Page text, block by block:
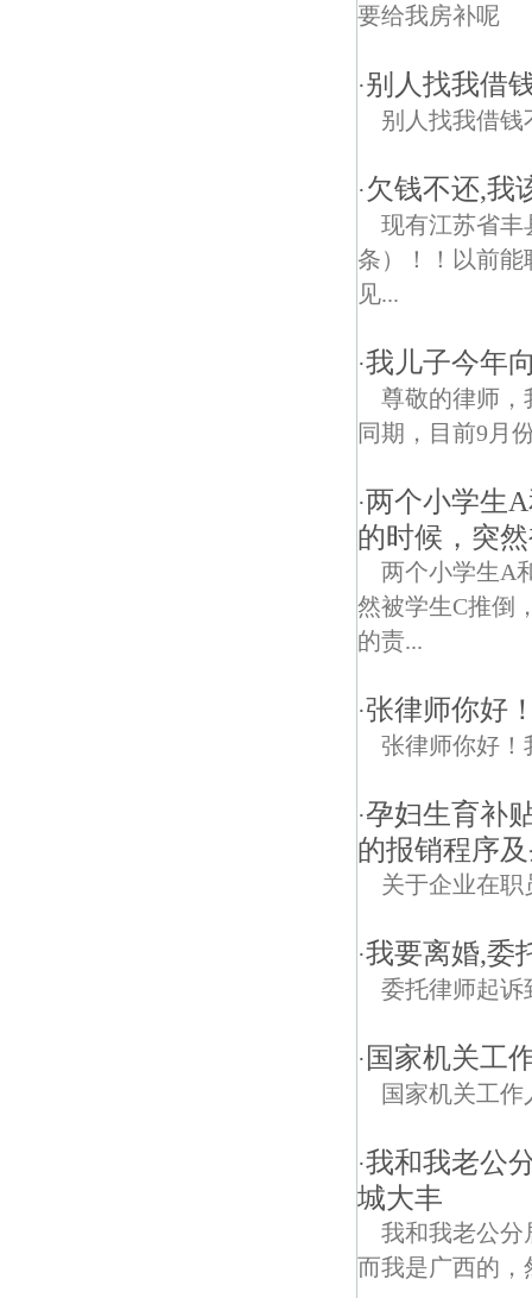
要给我房补呢
·别人找我借
别人找我借钱
·欠钱不还,我
现有江苏省丰
条）！！以前
见...
·我儿子今年
尊敬的律师，
同期，目前9月
·两个小学生
的时候，突
两个小学生A
然被学生C推倒
的责...
·张律师你好
张律师你好！
·孕妇生育补
的报销程序
关于企业在
·我要离婚,委
委托律师起诉
· 国家机关工
国家机关工
·我和我老公
城大丰
我和我老公分
而我是广西的，